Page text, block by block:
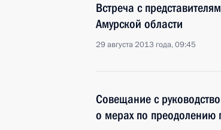
Встреча с
Амурской области
29 августа 2013 года, 09:45
Совещание с
о мерах по преодолению